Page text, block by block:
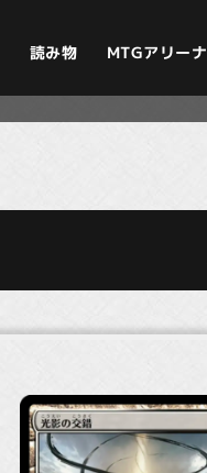
読み物 MTGアリーナ